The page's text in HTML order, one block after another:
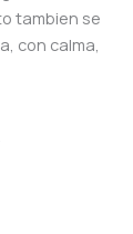
tambien se
con calma,